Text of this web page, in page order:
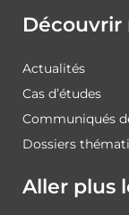
Découvrir
Actualités
Cas d’études
Communiqués
Dossiers
Aller plus